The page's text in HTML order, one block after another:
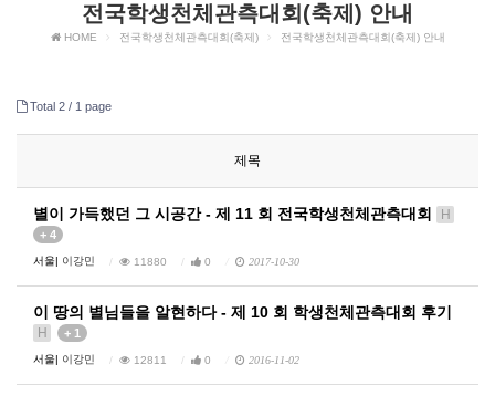
전국학생천체관측대회(축제) 안내
HOME 전국학생천체관측대회(축제) 전국학생천체관측대회(축제) 안내
Total 2 / 1 page
제목
별이 가득했던 그 시공간 - 제 11 회 전국학생천체관측대회 H
+ 4
서울| 이강민 11880 0 2017-10-30
이 땅의 별님들을 알현하다 - 제 10 회 학생천체관측대회 후기
H + 1
서울| 이강민 12811 0 2016-11-02